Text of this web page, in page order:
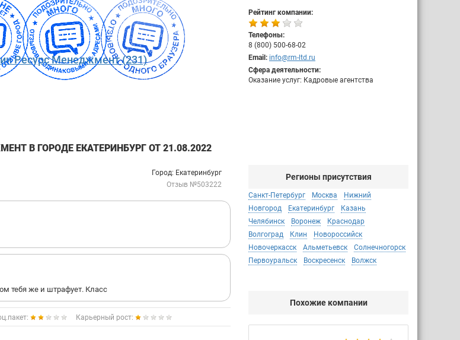
Ресурс Менеджмент (231)
Рейтинг компании:
Телефоны:
8 (800) 500-68-02
Email: info@rm-ltd.ru
Сфера деятельности:
Оказание услуг: Кадровые агентства
В ГОРОДЕ ЕКАТЕРИНБУРГ ОТ 21.08.2022
Город: Екатеринбург
Отзыв №503222
тебя же и штрафует. Класс
Карьерный рост:
Регионы присутствия
Санкт-Петербург Москва
Нижний
Новгород
Екатеринбург
Казань
Челябинск
Воронеж
Краснодар
Волгоград
Клин
Новороссийск
Новочеркасск
Альметьевск
Солнечногорск
Первоуральск
Воскресенск Волжск
Похожие компании